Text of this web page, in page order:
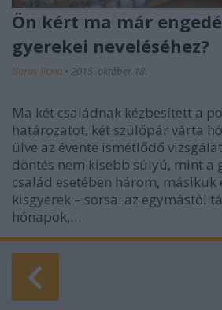
Ön kért ma már
gyerekei neveléséhez?
Boros Ilona • 2015. október 18.
Ma két családnak kézbesített a
határozatot, két szülőpár várta
ülve az évente ismétlődő
döntés nem kisebb súlyú, mint a
család esetében három, másikuk
kisgyerek – sorsa: az egymástól
hónapok,…